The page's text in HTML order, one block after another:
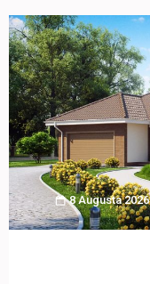
8 Augusta 2026